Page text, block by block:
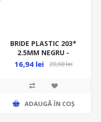
BRIDE PLASTIC 203*
2.5MM NEGRU -
100BUC/PUNGA -
16,94 lei 20,68 lei
ADAUGĂ ȊN COŞ